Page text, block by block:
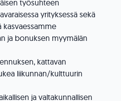
työsuhteen
yrityksessä sekä
ja bonuksen myymälän
kattavan
liikunnan/kulttuurin
ja valtakunnallisen